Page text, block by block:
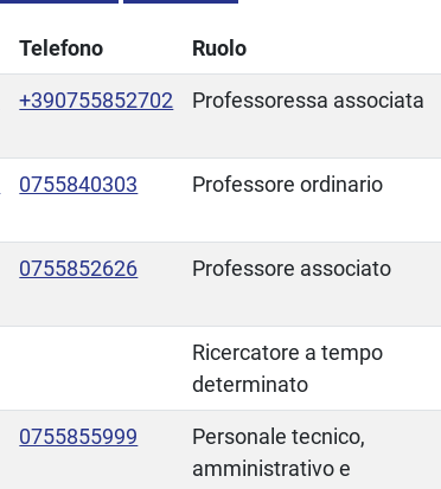
Telefono Ruolo
+390755852702 Professoressa associata
0755840303 Professore ordinario
0755852626 Professore associato
Ricercatore a tempo
determinato
0755855999
Personale tecnico,
amministrativo e